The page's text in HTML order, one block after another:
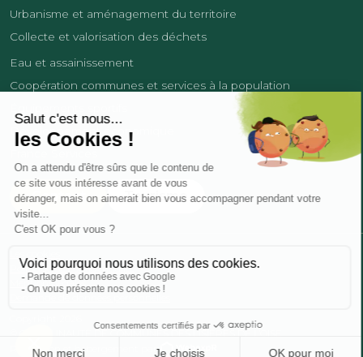
Urbanisme et aménagement du territoire
Collecte et valorisation des déchets
Eau et assainissement
Coopération communes et services à la population
Développement économique
Contact Tourisme
Politique de confidentialité
Mentions légales
Demande de données personnelles
© COMMUNAUTÉ DE COMMUNES DES LISIÈRES DE L’OISE
Réalisation et hébergement par